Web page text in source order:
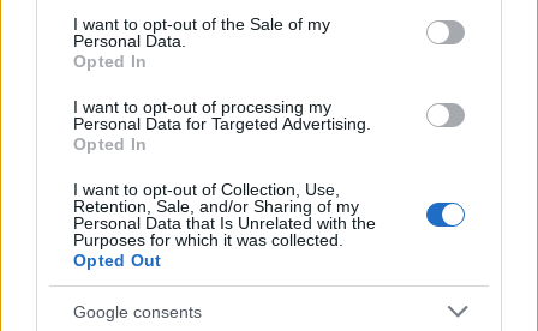
consent section.
I want to opt-out of the Sale of my
Personal Data.
Opted In
I want to opt-out of processing my
Personal Data for Targeted Advertising.
Opted In
I want to opt-out of Collection, Use,
Retention, Sale, and/or Sharing of my
Personal Data that Is Unrelated with the
Purposes for which it was collected.
Opted Out
Google consents
Precedente
Concessioni
balneari, scontro
Meloni-Ue : cosa
succede ora in
virus Covid-19 due
settimane prima di
Pontina